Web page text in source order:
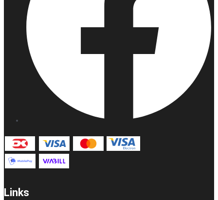
Links